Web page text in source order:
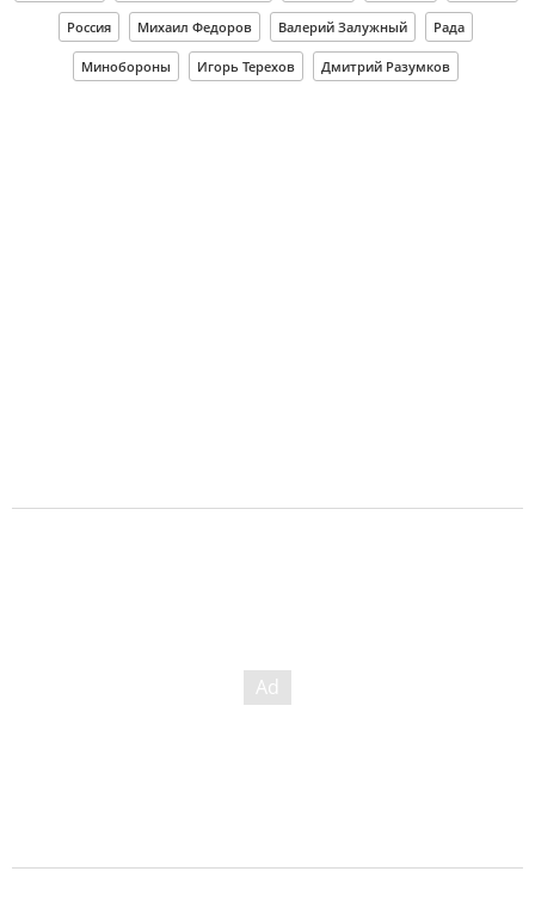
Россия Михаил Федоров Валерий Залужный Рада
Минобороны Игорь Терехов Дмитрий Разумков